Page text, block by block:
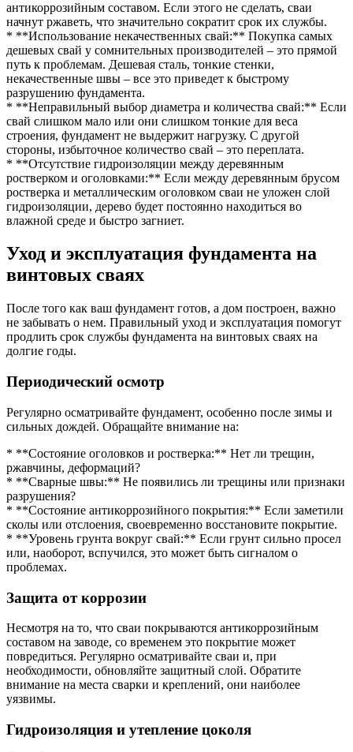
антикоррозийным составом. Если этого не сделать, сваи
начнут ржаветь, что значительно сократит срок их службы.
* **Использование некачественных свай:** Покупка самых
дешевых свай у сомнительных производителей – это прямой
путь к проблемам. Дешевая сталь, тонкие стенки,
некачественные швы – все это приведет к быстрому
разрушению фундамента.
* **Неправильный выбор диаметра и количества свай:** Если
свай слишком мало или они слишком тонкие для веса
строения, фундамент не выдержит нагрузку. С другой
стороны, избыточное количество свай – это переплата.
* **Отсутствие гидроизоляции между деревянным
ростверком и оголовками:** Если между деревянным брусом
ростверка и металлическим оголовком сваи не уложен слой
гидроизоляции, дерево будет постоянно находиться во
влажной среде и быстро загниет.
Уход и эксплуатация фундамента на
винтовых сваях
После того как ваш фундамент готов, а дом построен, важно
не забывать о нем. Правильный уход и эксплуатация помогут
продлить срок службы фундамента на винтовых сваях на
долгие годы.
Периодический осмотр
Регулярно осматривайте фундамент, особенно после зимы и
сильных дождей. Обращайте внимание на:
* **Состояние оголовков и ростверка:** Нет ли трещин,
ржавчины, деформаций?
* **Сварные швы:** Не появились ли трещины или признаки
разрушения?
* **Состояние антикоррозийного покрытия:** Если заметили
сколы или отслоения, своевременно восстановите покрытие.
* **Уровень грунта вокруг свай:** Если грунт сильно просел
или, наоборот, вспучился, это может быть сигналом о
проблемах.
Защита от коррозии
Несмотря на то, что сваи покрываются антикоррозийным
составом на заводе, со временем это покрытие может
повредиться. Регулярно осматривайте сваи и, при
необходимости, обновляйте защитный слой. Обратите
внимание на места сварки и креплений, они наиболее
уязвимы.
Гидроизоляция и утепление цоколя